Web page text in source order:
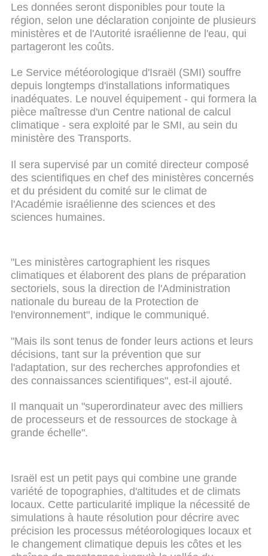
Les données seront disponibles pour toute la
région, selon une déclaration conjointe de plusieurs
ministères et de l'Autorité israélienne de l'eau, qui
partageront les coûts.
Le Service météorologique d'Israël (SMI) souffre
depuis longtemps d'installations informatiques
inadéquates. Le nouvel équipement - qui formera la
pièce maîtresse d'un Centre national de calcul
climatique - sera exploité par le SMI, au sein du
ministère des Transports.
Il sera supervisé par un comité directeur composé
des scientifiques en chef des ministères concernés
et du président du comité sur le climat de
l'Académie israélienne des sciences et des
sciences humaines.
"Les ministères cartographient les risques
climatiques et élaborent des plans de préparation
sectoriels, sous la direction de l'Administration
nationale du bureau de la Protection de
l'environnement", indique le communiqué.
"Mais ils sont tenus de fonder leurs actions et leurs
décisions, tant sur la prévention que sur
l'adaptation, sur des recherches approfondies et
des connaissances scientifiques", est-il ajouté.
Il manquait un "superordinateur avec des milliers
de processeurs et de ressources de stockage à
grande échelle".
Israël est un petit pays qui combine une grande
variété de topographies, d'altitudes et de climats
locaux. Cette particularité implique la nécessité de
simulations à haute résolution pour décrire avec
précision les processus météorologiques locaux et
le changement climatique depuis les côtes et les